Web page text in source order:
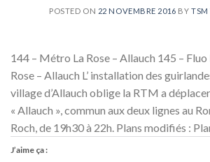
POSTED ON 22 NOVEMBRE 2016 BY TSM
144 – Métro La Rose – Allauch 145 –
Rose – Allauch L’ installation des
village d’Allauch oblige la RTM a
« Allauch », commun aux deux lignes au
Roch, de 19h30 à 22h. Plans modifiés :
J’aime ça :